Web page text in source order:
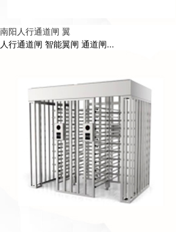
南阳人行通道闸 翼
人行通道闸 智能翼闸 通道闸...